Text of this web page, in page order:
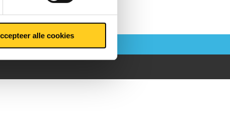
alle cookies